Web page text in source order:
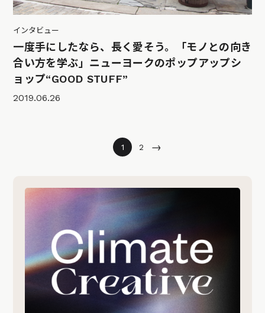
インタビュー
一度手にしたなら、長く愛そう。「モノとの向き
合い方を学ぶ」ニューヨークのポップアップシ
ョップ“GOOD STUFF”
2019.06.26
1 2 →